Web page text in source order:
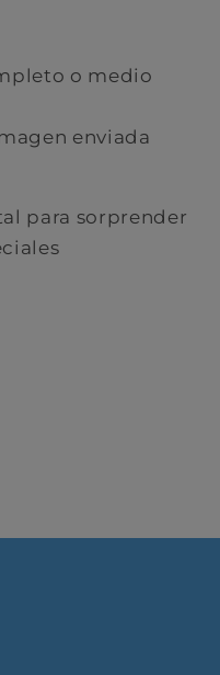
o medio
enviada
para sorprender